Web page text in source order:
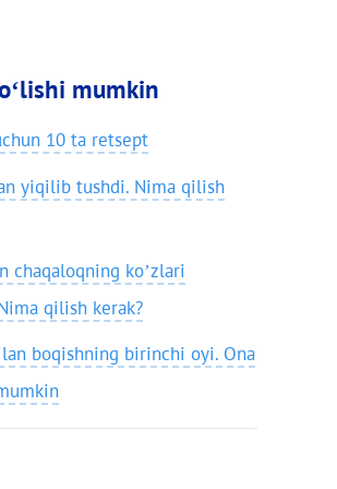
mumkin
10 ta retsept
yiqilib tushdi. Nima qilish
chaqaloqning ko’zlari
qilish kerak?
boqishning birinchi oyi. Ona